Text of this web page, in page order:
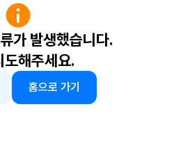
가 발생했습니다.
도해주세요.
홈으로 가기